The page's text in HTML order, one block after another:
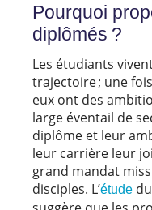
Pourquoi
diplômés ?
Les étudiants
trajectoire ; une
eux ont des
large éventail de
diplôme et leur
leur carrière leur
grand mandat
disciples. L’étude